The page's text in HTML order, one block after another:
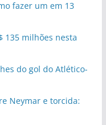
fazer um em 13
135 milhões nesta
do gol do Atlético-
Neymar e torcida: